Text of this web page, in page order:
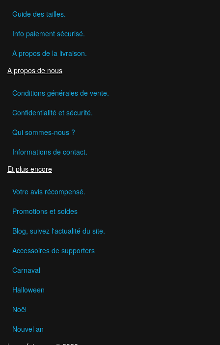
Guide des tailles.
Info paiement sécurisé.
A propos de la livraison.
A propos de nous
Conditions générales de vente.
Confidentialité et sécurité.
Qui sommes-nous ?
Informations de contact.
Et plus encore
Votre avis récompensé.
Promotions et soldes
Blog, suivez l'actualité du site.
Accessoires de supporters
Carnaval
Halloween
Noël
Nouvel an